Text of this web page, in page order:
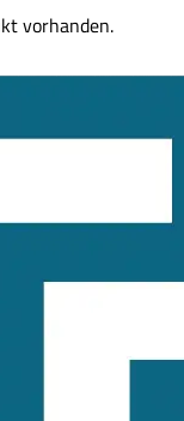
vorhanden.